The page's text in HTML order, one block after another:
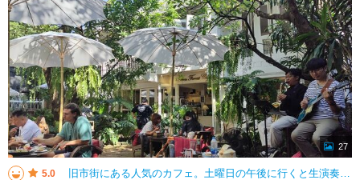
27
5.0 旧市街にある人気のカフェ。土曜日の午後に行くと生演奏がありタイミング良くガーデン側のゆったりできる席に座る事ができ、美味しいケーキとカフェラテで至福の時でした。 街の喧騒からは別世界のカフェ。 木漏れ日も心地よく最高に